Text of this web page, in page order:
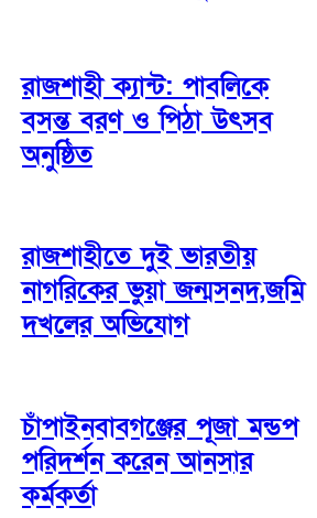
রাজশাহী ক্যান্ট: পাবলিকে
বসন্ত বরণ ও পিঠা উৎসব
অনুষ্ঠিত
রাজশাহীতে দুই ভারতীয়
নাগরিকের ভুয়া জন্মসনদ,জমি
দখলের অভিযোগ
চাঁপাইনবাবগঞ্জের পূজা মন্ডপ
পরিদর্শন করেন আনসার
কর্মকর্তা